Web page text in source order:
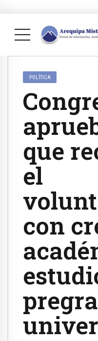
POLÍTICA
que
el
con